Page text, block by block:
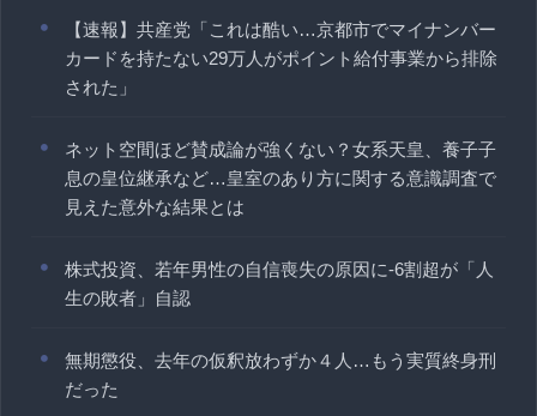
【速報】共産党「これは酷い…京都市でマイナンバー
カードを持たない29万人がポイント給付事業から排除
された」
ネット空間ほど賛成論が強くない？女系天皇、養子子
息の皇位継承など…皇室のあり方に関する意識調査で
見えた意外な結果とは
株式投資、若年男性の自信喪失の原因に-6割超が「人
生の敗者」自認
無期懲役、去年の仮釈放わずか４人…もう実質終身刑
だった